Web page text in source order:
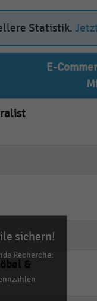
Statistik.
E-
&
sichern!
Recherche: